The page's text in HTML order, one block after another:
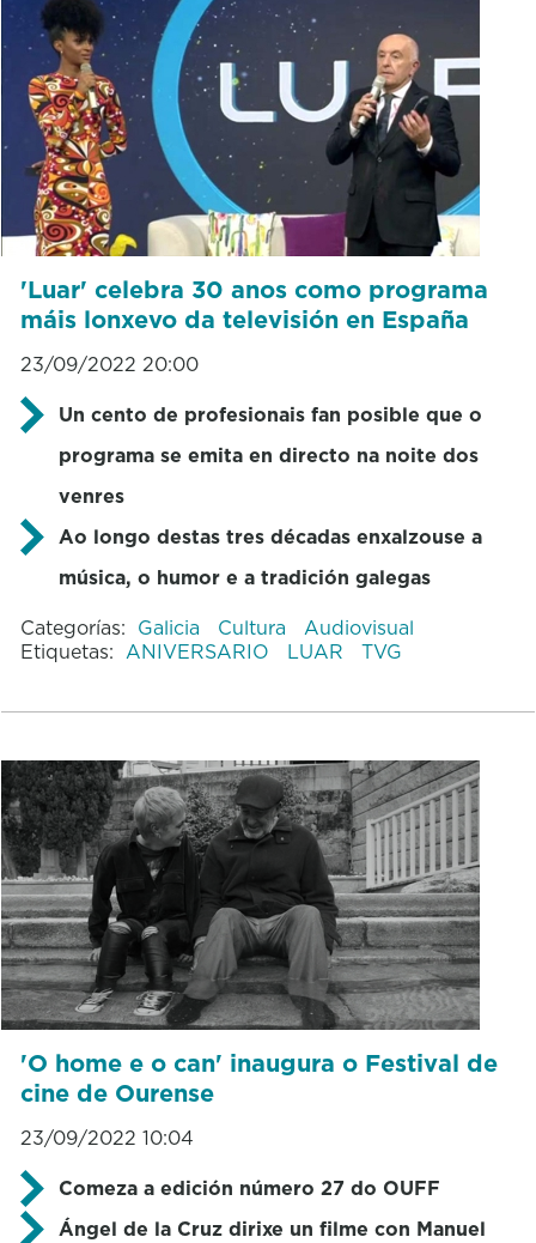
'Luar' celebra 30 anos como programa
máis lonxevo da televisión en España
23/09/2022 20:00
Un cento de profesionais fan posible que o
programa se emita en directo na noite dos
venres
Ao longo destas tres décadas enxalzouse a
música, o humor e a tradición galegas
Categorías: Galicia Cultura
Audiovisual
Etiquetas: ANIVERSARIO LUAR TVG
'O home e o can' inaugura o Festival de
cine de Ourense
23/09/2022 10:04
Comeza a edición número 27 do OUFF
Ángel de la Cruz dirixe un filme con Manuel